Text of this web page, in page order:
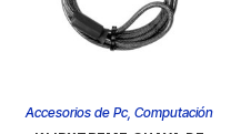
Accesorios de Pc,Computación